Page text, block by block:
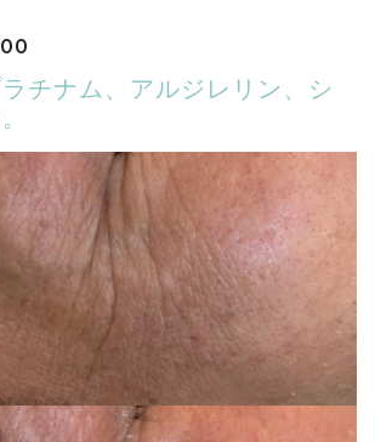
チナム、アルジレリン、シ